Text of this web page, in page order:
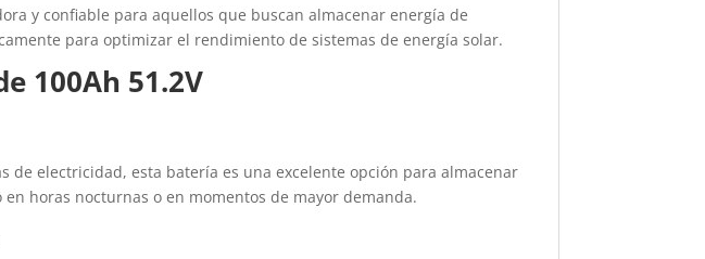
y confiable para aquellos que buscan almacenar energía de
para optimizar el rendimiento de sistemas de energía solar.
100Ah 51.2V
electricidad, esta batería es una excelente opción para almacenar
horas nocturnas o en momentos de mayor demanda.